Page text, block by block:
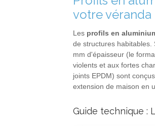
votre véranda
Les profils en
de structures habitables.
mm d'épaisseur (le
violents et aux fortes
joints EPDM) sont
extension de maison en
Guide technique :